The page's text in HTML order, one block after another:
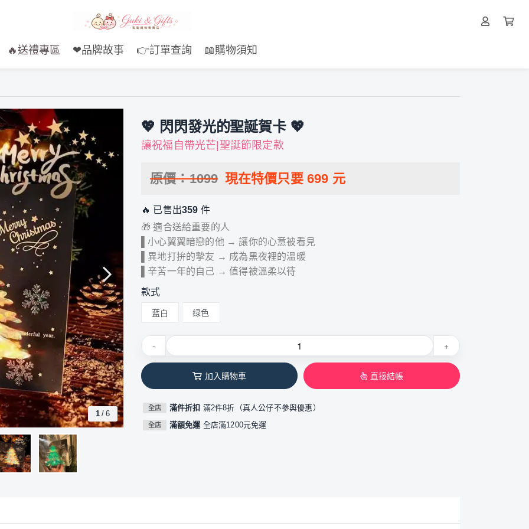
🔥送禮專區 ❤品牌故事 👉訂單查詢 📖購物須知
1 / 6
💖 閃閃發光的聖誕賀卡 💖
讓祝福自帶光芒|聖誕節限定款
原價：1099 現在特價只要699 元
🔥 已售出359 件
🎁 適合送給重要的人
▌小心翼翼暗戀的他 → 讓你的心意被看見
▌異地打拚的摯友 → 成為黑夜裡的溫暖
▌辛苦一年的自己 → 值得被溫柔以待
款式
蓝白 绿色
- +
加入購物車 直接結帳
全店 滿件折扣 滿2件8折（真人公仔不參與優惠）
全店 滿額免運 全店滿1200元免運